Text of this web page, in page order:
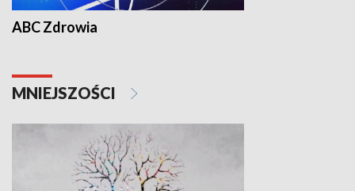
ABC Zdrowia
MNIEJSZOŚCI